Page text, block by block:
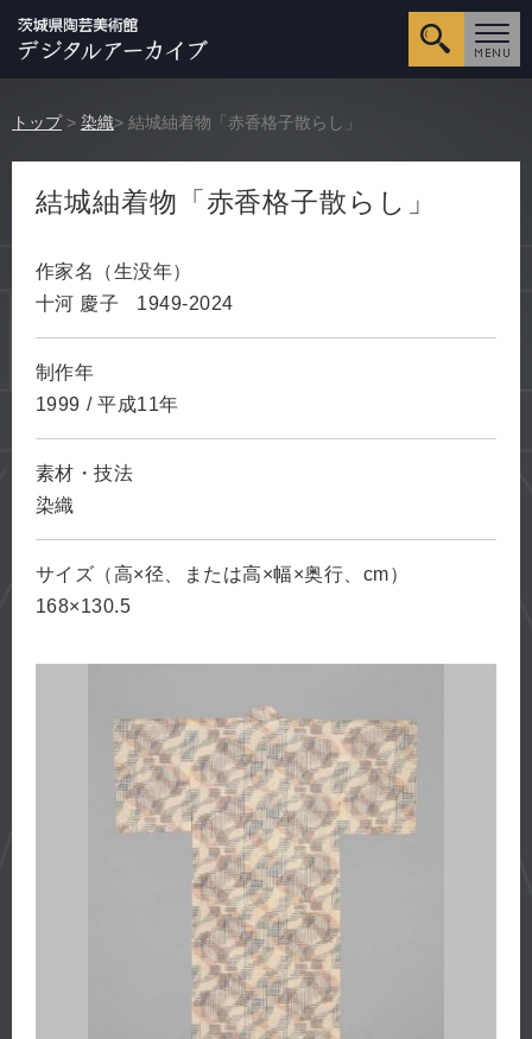
詳細検
トップ > 染織> 結城紬着物「赤香格子散らし」
結城紬着物「赤香格子散らし」
作家名（生没年）
十河 慶子
1949-2024
制作年
1999 / 平成11年
素材・技法
染織
サイズ（高×径、または高×幅×奥行、cm）
168×130.5